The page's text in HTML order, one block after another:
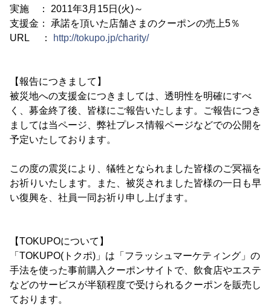
実施 ： 2011年3月15日(火)～
支援金： 承諾を頂いた店舗さまのクーポンの売上5％
URL ：
http://tokupo.jp/charity/
【報告につきまして】
被災地への支援金につきましては、透明性を明確にすべ
く、募金終了後、皆様にご報告いたします。ご報告につき
ましては当ページ、弊社プレス情報ページなどでの公開を
予定いたしております。
この度の震災により、犠牲となられました皆様のご冥福を
お祈りいたします。また、被災されました皆様の一日も早
い復興を、社員一同お祈り申し上げます。
【TOKUPOについて】
「TOKUPO(トクポ)」は「フラッシュマーケティング」の
手法を使った事前購入クーポンサイトで、飲食店やエステ
などのサービスが半額程度で受けられるクーポンを販売し
ております。